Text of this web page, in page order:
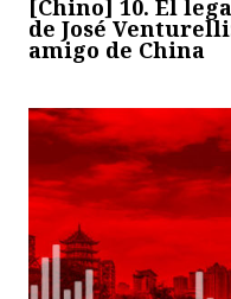
[Chino] 10. El
de José
amigo de China